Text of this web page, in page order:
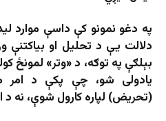
په دغو نمونو کې داسې موارد
دلالت یې د تحلیل او
بېلګې په توګه، د «وتر» لمونځ
یادولی شو، چې پکې د امر
(تحریض) لپاره کارول شوې، نه د